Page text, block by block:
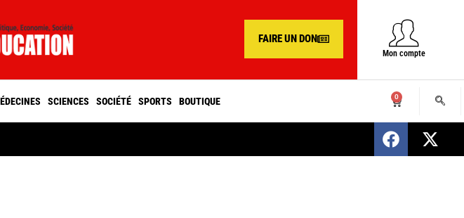
FAIRE UN DON
Mon compte
SCIENCES SOCIÉTÉ SPORTS BOUTIQUE 0
SENEGAL : Nomination d’un nouveau